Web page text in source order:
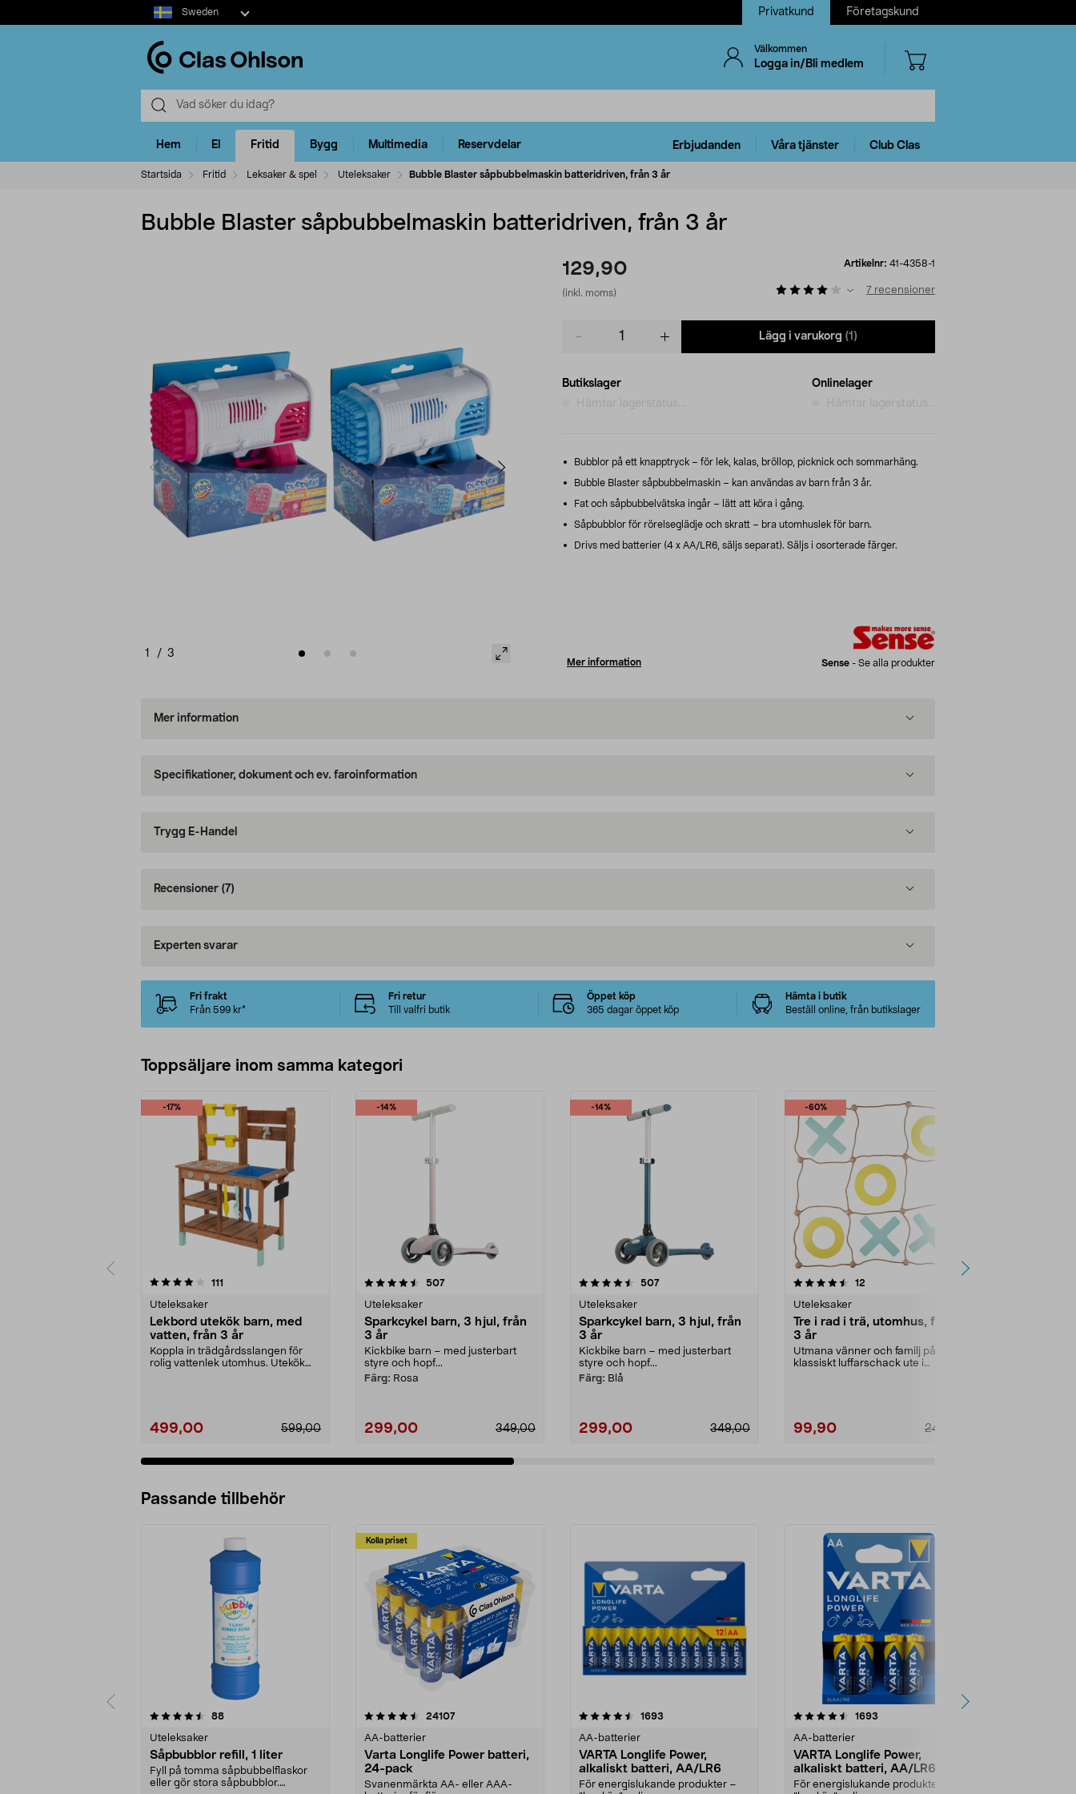
Select
market
Sweden Privatkund Företagskund
Välkommen
Logga in/Bli medlem
Hem El Fritid Bygg Multimedia Reservdelar Erbjudanden Våra tjänster Club Clas
Startsida Fritid Leksaker & spel Uteleksaker Bubble Blaster såpbubbelmaskin batteridriven, från 3 år
Bubble Blaster såpbubbelmaskin batteridriven, från 3 år
1 / 3
129,90
(inkl. moms)
Artikelnr: 41-4358-1
7 recensioner
Lägg i varukorg (1)
Butikslager
Hämtar lagerstatus...
Onlinelager
Hämtar lagerstatus...
Bubblor på ett knapptryck – för lek, kalas, bröllop, picknick och sommarhäng.
Bubble Blaster såpbubbelmaskin – kan användas av barn från 3 år.
Fat och såpbubbelvätska ingår – lätt att köra i gång.
Såpbubblor för rörelseglädje och skratt – bra utomhuslek för barn.
Drivs med batterier (4 x AA/LR6, säljs separat). Säljs i osorterade färger.
Mer information Sense - Se alla produkter
Mer information
Specifikationer, dokument och ev. faroinformation
Trygg E-Handel
Recensioner (7)
Experten svarar
Fri frakt
Från 599 kr*
Fri retur
Till valfri butik
Öppet köp
365 dagar öppet köp
Hämta i butik
Beställ online, från butikslager
Toppsäljare inom samma kategori
-17%
111
Uteleksaker
Lekbord utekök barn, med
vatten, från 3 år
Koppla in trädgårdsslangen för
rolig vattenlek utomhus. Utekök
499,00 599,00
-14%
4.5 av 5 stjärnor 507recensioner
Uteleksaker
Sparkcykel barn, 3 hjul, från
3 år
Kickbike barn – med justerbart
styre och hopf...
Färg: Rosa
299,00 349,00
-14%
4.5 av 5 stjärnor 507recensioner
Uteleksaker
Sparkcykel barn, 3 hjul, från
3 år
Kickbike barn – med justerbart
styre och hopf...
Färg: Blå
299,00 349,00
-60%
4.5 av 5 stjärnor 12
Uteleksaker
Tre i rad i trä, utomhus, från
3 år
Utmana vänner och familj på ett
klassiskt luffarschack ute i
99,90 249,00
4.5 av 5 stjärnor
Passande tillbehör
88recensioner
Uteleksaker
Såpbubblor refill, 1 liter
Fyll på tomma såpbubbelflaskor
eller gör stora såpbubblor.
Kolla priset
4.5av 5 stjärnor 24107recensioner
AA-batterier
Varta Longlife Power batteri,
24-pack
Svanenmärkta AA- eller AAA-
4.5av 5 stjärnor 1693
AA-batterier
VARTA Longlife Power,
alkaliskt batteri, AA/LR6
För energislukande produkter –
4.5av 5 stjärnor 1693
AA-batterier
VARTA Longlife Power,
alkaliskt batteri, AA/LR6
För energislukande produkter –